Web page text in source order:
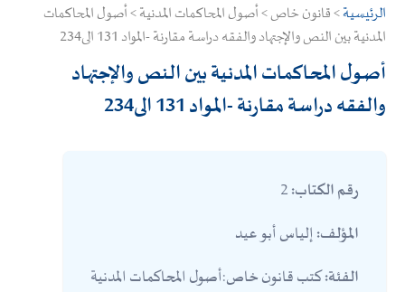
الرئيسية> قانون خاص > أصول المحاكمات المدنية > أصول المحاكمات
المدنية بين النص والإجتهاد والفقه دراسة مقارنة -المواد 131 الى234
أصول المحاكمات المدنية بين النص والإجتهاد
والفقه دراسة مقارنة -المواد 131 الى234
رقم الكتاب:
المؤلف:إلياس أبو عيد
الفئة:كتب قانون خاص:أصول المحاكمات المدنية